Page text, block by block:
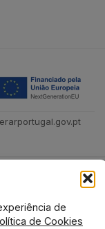
de
de Cookies